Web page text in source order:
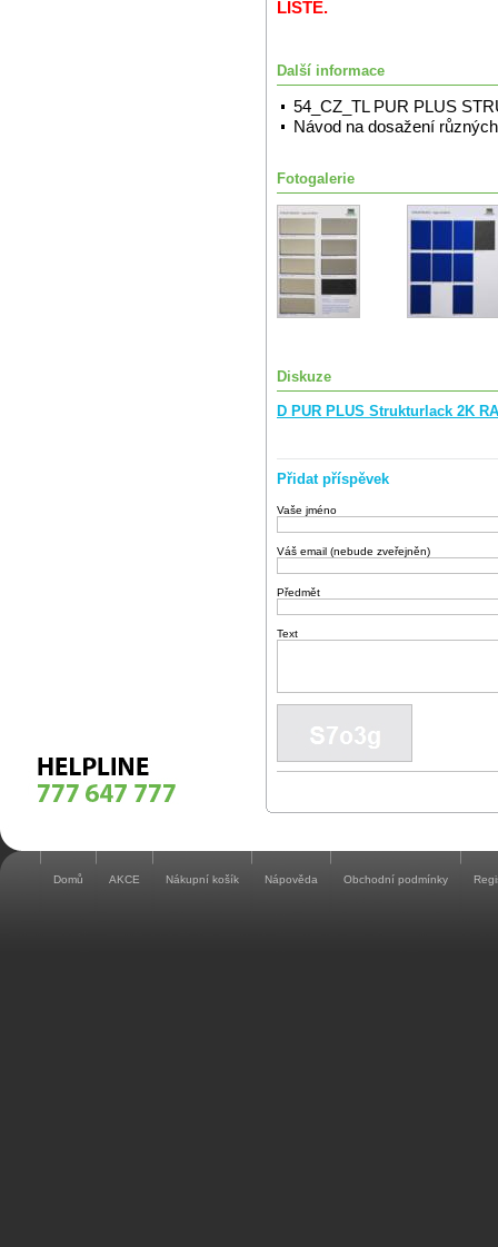
LISTĚ.
Další informace
54_CZ_TL PUR PLUS
Návod na dosažení
Fotogalerie
Diskuze
D PUR PLUS Strukturlack 2K
Přidat příspěvek
Vaše jméno
Váš email (nebude zveřejněn)
Předmět
Text
Domů AKCE Nákupní košík Nápověda Obchodní podmínky